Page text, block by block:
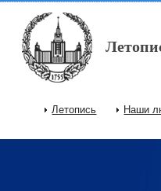
Перейти к основному
Главное меню
Летопись Наши